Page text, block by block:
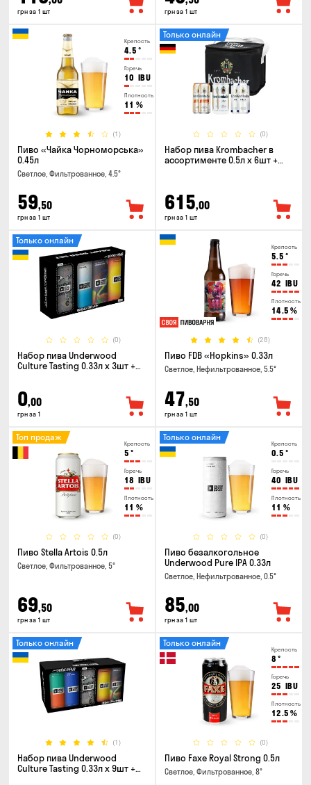
грн за 1 шт грн за 1 шт
Крепость
4.5 °
Горечь
10 IBU
Плотность
11 %
(1)
Пиво «Чайка Чорноморська»
0.45л
Светлое, Фильтрованное, 4.5°
59,50
грн за 1 шт
(0)
Только онлайн
Набор пива Krombacher в
ассортименте 0.5л х 6шт +
615,00
грн за 1 шт
(0)
Только онлайн
Набор пива Underwood
Culture Tasting 0.33л x 3шт +
0,00
грн за 1
Крепость
5.5 °
Горечь
42 IBU
Плотность
14.5 %
(28)
Пиво FDB «Hopkins» 0.33л
Светлое, Нефильтрованное, 5.5°
47,50
грн за 1 шт
Крепость
5 °
Горечь
18 IBU
Плотность
11 %
(0)
Топ продаж
Пиво Stella Artois 0.5л
Светлое, Фильтрованное, 5°
69,50
грн за 1 шт
Крепость
0.5 °
Горечь
40 IBU
Плотность
11 %
(0)
Только онлайн
Пиво безалкогольное
Underwood Pure IPA 0.33л
Светлое, Нефильтрованное, 0.5°
85,00
грн за 1 шт
(1)
Только онлайн
Набор пива Underwood
Culture Tasting 0.33л x 9шт +
Крепость
8 °
Горечь
25 IBU
Плотность
12.5 %
(0)
Только онлайн
Пиво Faxe Royal Strong 0.5л
Светлое, Фильтрованное, 8°